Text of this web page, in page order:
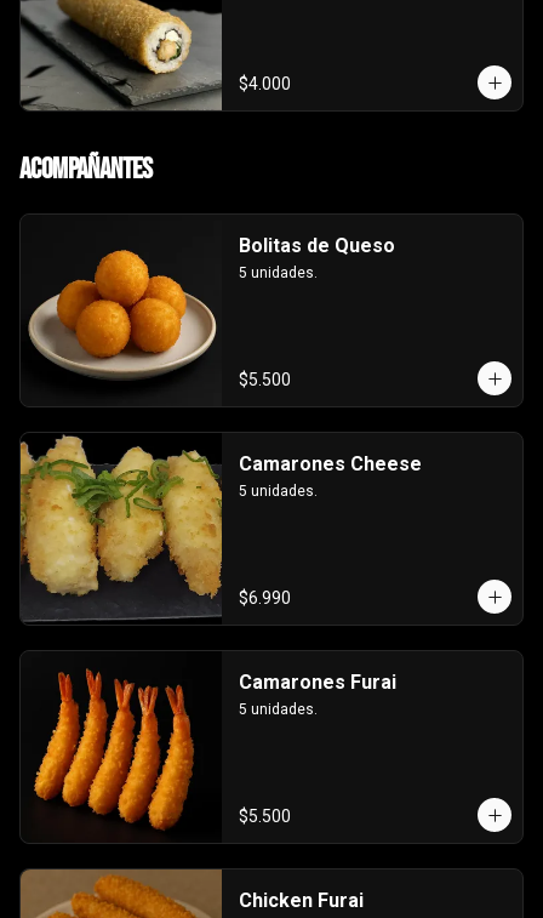
$4.000
Acompañantes
Bolitas de Queso
5 unidades.
$5.500
Camarones Cheese
5 unidades.
$6.990
Camarones Furai
5 unidades.
$5.500
Chicken Furai